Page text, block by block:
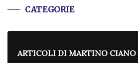
CATEGORIE
ARTICOLI DI MARTINO CIANO